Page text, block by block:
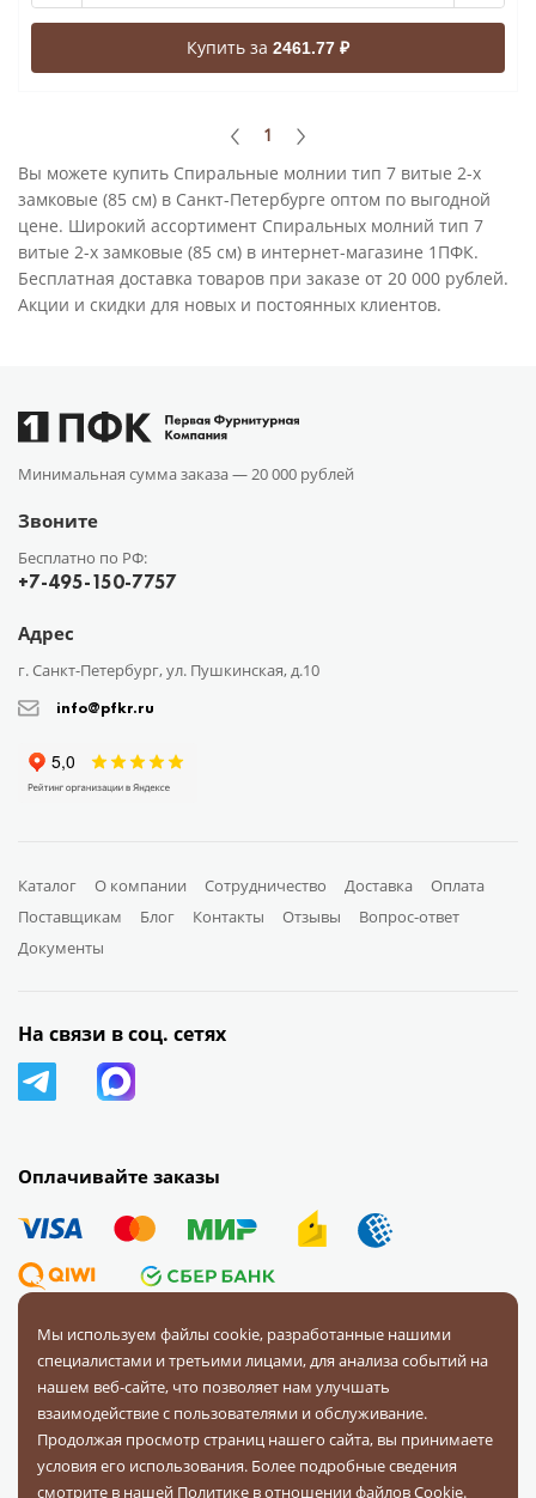
Купить за 2461.77 ₽
1
Вы можете купить Спиральные молнии тип 7 витые 2-х
замковые (85 см) в Санкт-Петербурге оптом по выгодной
цене. Широкий ассортимент Спиральных молний тип 7
витые 2-х замковые (85 см) в интернет-магазине 1ПФК.
Бесплатная доставка товаров при заказе от 20 000 рублей.
Акции и скидки для новых и постоянных клиентов.
Минимальная сумма заказа —20 000 рублей
Звоните
Бесплатно по РФ:
+7-495-150-7757
Адрес
г. Санкт-Петербург, ул. Пушкинская, д.10
info@pfkr.ru
Каталог О компании Сотрудничество Доставка
Оплата
Поставщикам
Блог Контакты Отзывы
Вопрос-ответ
Документы
Оплачивайте заказы
На связи в соц. сетях
© 2008 — 2026 Первая Фурнитурная Компания.Все права
защищены.
Политика конфиденциальности
Соглашение на обработку персональных данных
Мы используем файлы cookie, разработанные нашими
специалистами и третьими лицами, для анализа событий на
нашем веб-сайте, что позволяет нам улучшать
взаимодействие с пользователями и обслуживание.
Продолжая просмотр страниц нашего сайта, вы принимаете
условия его использования. Более подробные сведения
смотрите в нашей Политике в отношении файлов Cookie.